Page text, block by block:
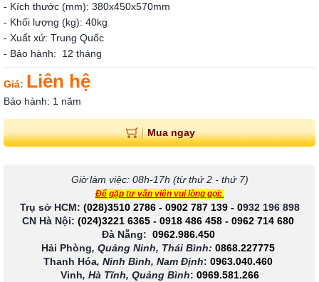
- Kích thước (mm): 380x450x570mm
- Khối lượng (kg): 40kg
- Xuất xứ: Trung Quốc
- Bảo hành: 12 tháng
Giá: Liên hệ
Bảo hành: 1 năm
Mua ngay
Giờ làm việc: 08h-17h (từ thứ 2 - thứ 7)
Để gặp tư vấn viên vui lòng gọi:
Trụ sở HCM: (028)3510 2786 - 0902 787 139- 0932 196 898
CN Hà Nội: (024)3221 6365 - 0918 486 458 - 0962 714 680
Đà Nẵng: 0962.986.450
Hải Phòng, Quảng Ninh, Thái Bình: 0868.227775
Thanh Hóa, Ninh Bình, Nam Định: 0963.040.460
Vinh, Hà Tĩnh, Quảng Bình: 0969.581.266